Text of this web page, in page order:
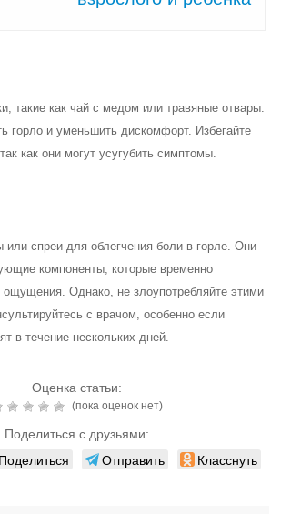
такие как чай с медом или травяные отвары.
горло и уменьшить дискомфорт. Избегайте
как они могут усугубить симптомы.
или спреи для облегчения боли в горле. Они
компоненты, которые временно
Однако, не злоупотребляйте этими
с врачом, особенно если
в течение нескольких дней.
Оценка статьи:
(пока оценок нет)
Поделиться с друзьями:
Поделиться Отправить Класснуть